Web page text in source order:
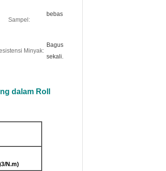
Sampel:
bebas
Minyak:
Bagus
sekali.
dalam Roll
3/N.m)